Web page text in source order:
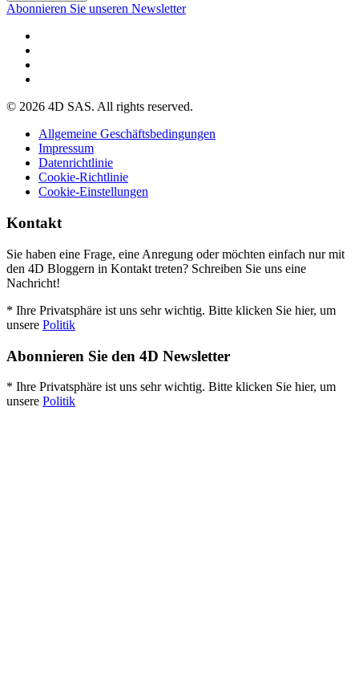
Abonnieren Sie unseren Newsletter
© 2026 4D SAS. All rights reserved.
Allgemeine Geschäftsbedingungen
Impressum
Datenrichtlinie
Cookie-Richtlinie
Cookie-Einstellungen
Kontakt
Sie haben eine Frage, eine Anregung oder möchten einfach nur mit
den 4D Bloggern in Kontakt treten? Schreiben Sie uns eine
Nachricht!
* Ihre Privatsphäre ist uns sehr wichtig. Bitte klicken Sie hier, um
unsere Politik
Abonnieren Sie den 4D Newsletter
* Ihre Privatsphäre ist uns sehr wichtig. Bitte klicken Sie hier, um
unsere Politik